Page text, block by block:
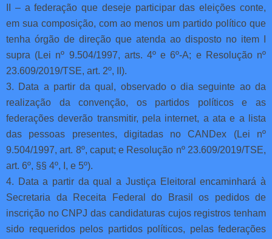
II – a federação que deseje participar das eleições conte,
em sua composição, com ao menos um partido político que
tenha órgão de direção que atenda ao disposto no item I
supra (Lei nº 9.504/1997, arts. 4º e 6º-A; e Resolução nº
23.609/2019/TSE, art. 2º, II).
3. Data a partir da qual, observado o dia seguinte ao da
realização da convenção, os partidos políticos e as
federações deverão transmitir, pela internet, a ata e a lista
das pessoas presentes, digitadas no CANDex (Lei nº
9.504/1997, art. 8º, caput; e Resolução nº 23.609/2019/TSE,
art. 6º, §§ 4º, I, e 5º).
4. Data a partir da qual a Justiça Eleitoral encaminhará à
Secretaria da Receita Federal do Brasil os pedidos de
inscrição no CNPJ das candidaturas cujos registros tenham
sido requeridos pelos partidos políticos, pelas federações